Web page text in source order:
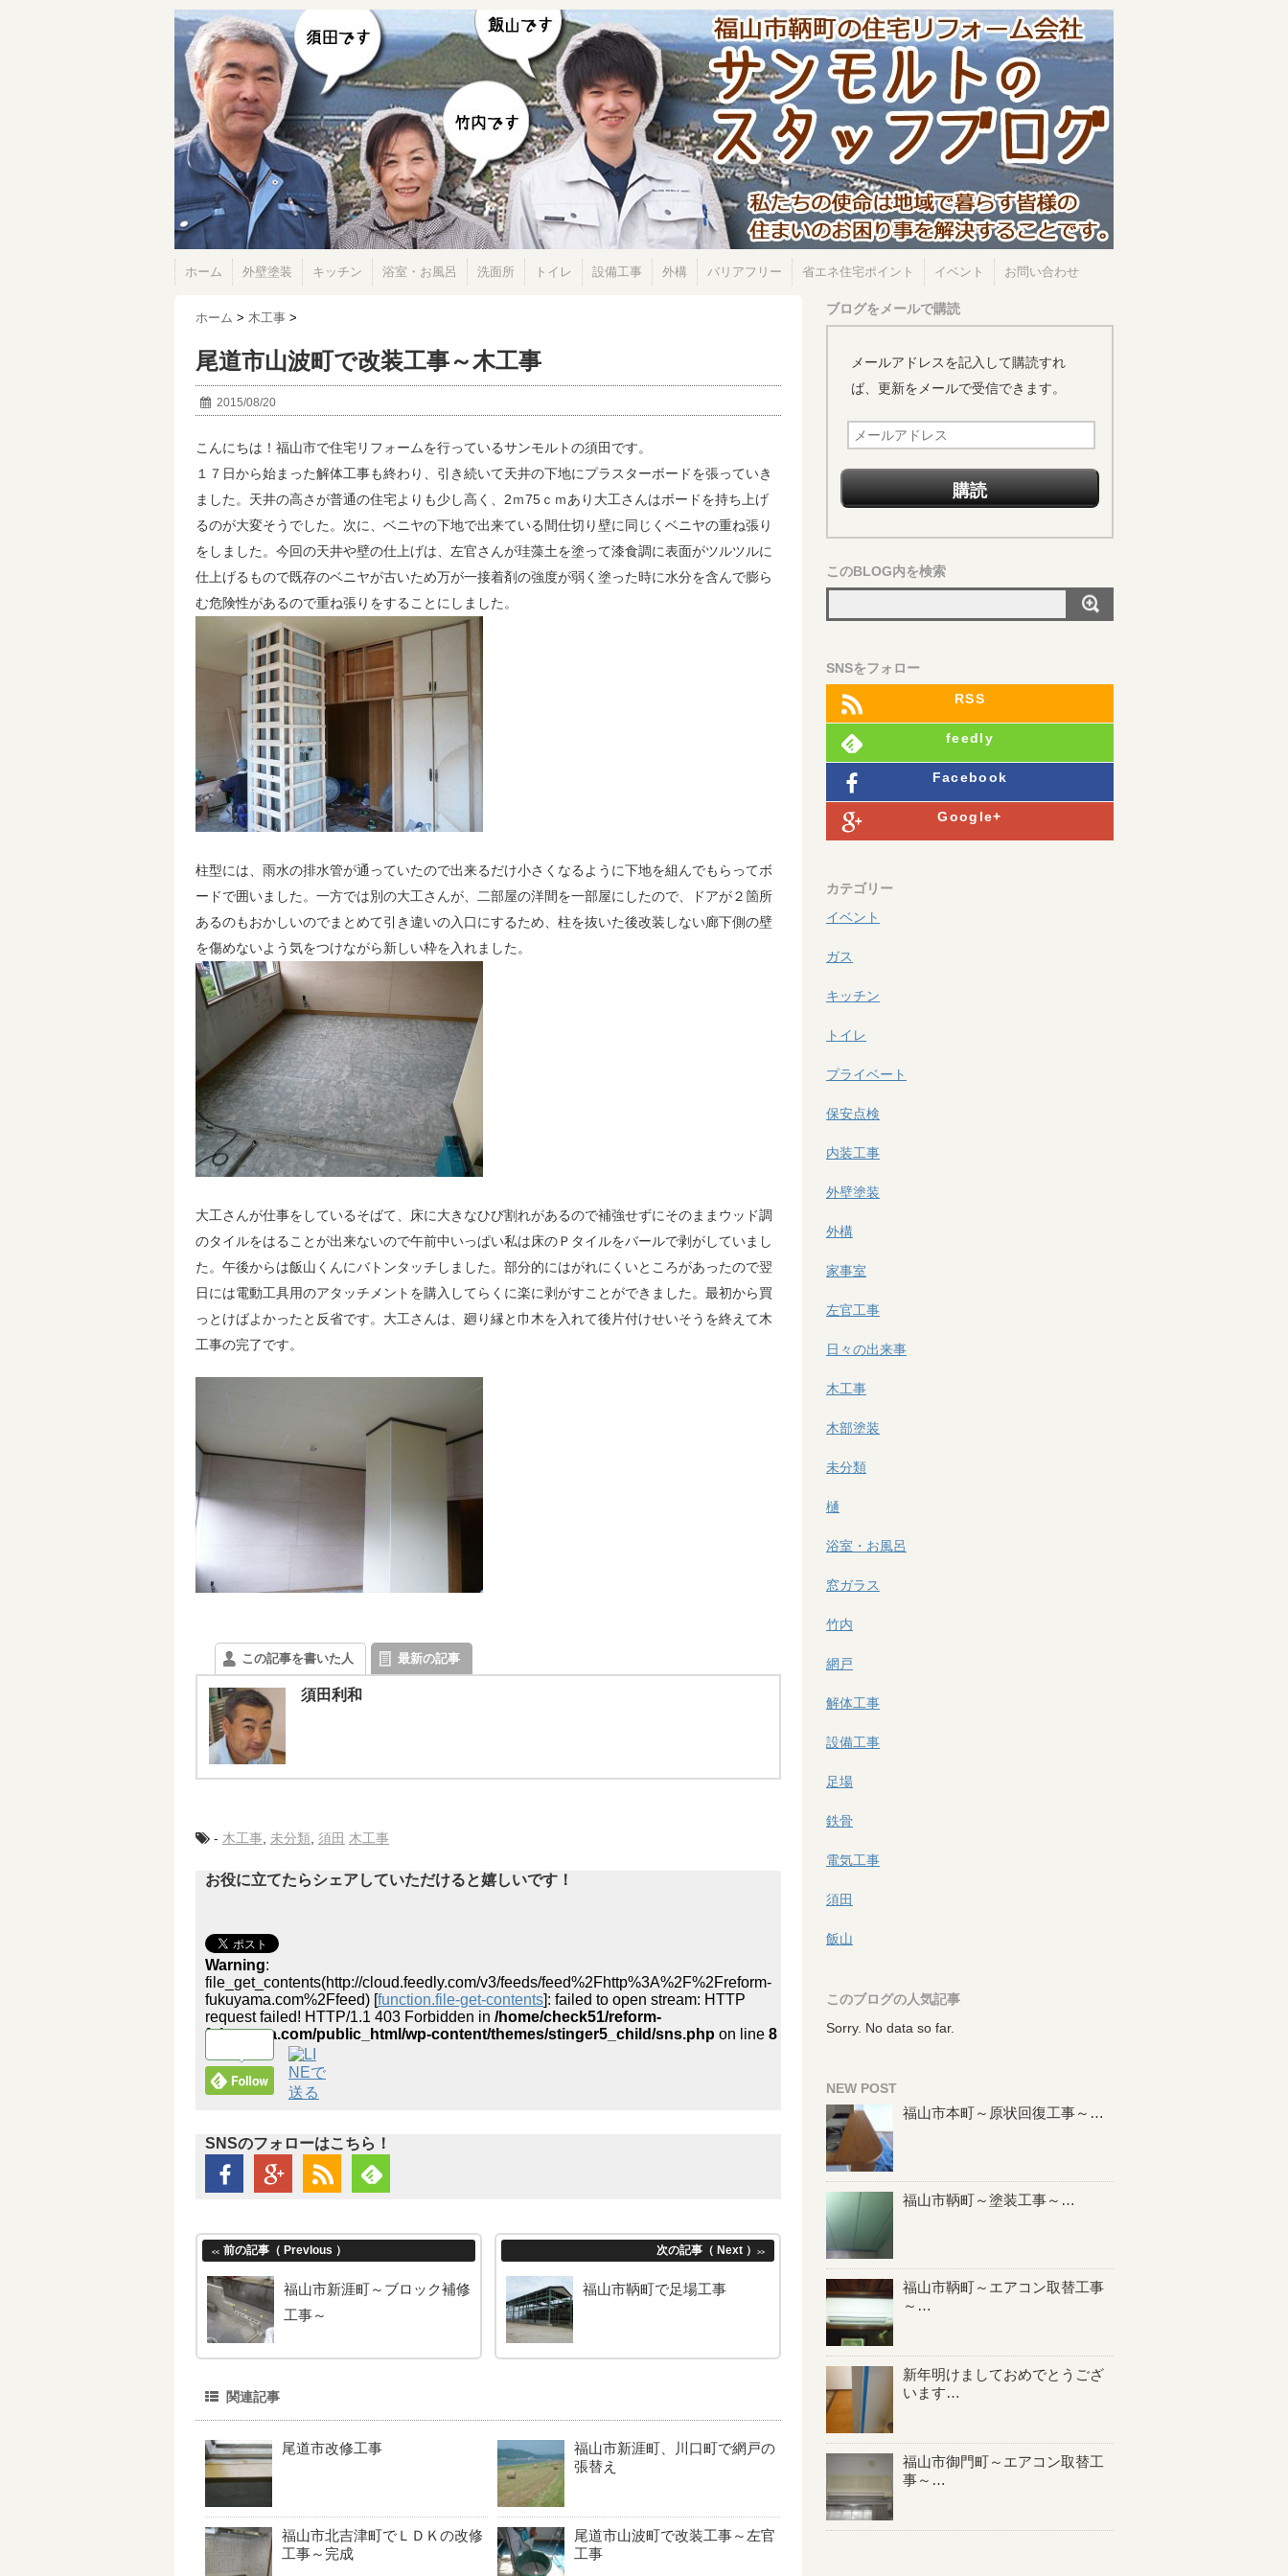
ホーム 外壁塗装 キッチン 浴室・お風呂 洗面所 トイレ 設備工事 外構 バリアフリー 省エネ住宅ポイント イベント お問い合わせ
ホーム > 木工事 >
尾道市山波町で改装工事～木工事
2015/08/20
こんにちは！福山市で住宅リフォームを行っているサンモルトの須田です。
１７日から始まった解体工事も終わり、引き続いて天井の下地にプラスターボードを張っていき
ました。天井の高さが普通の住宅よりも少し高く、2ｍ75ｃｍあり大工さんはボードを持ち上げ
るのが大変そうでした。次に、ベニヤの下地で出来ている間仕切り壁に同じくベニヤの重ね張り
をしました。今回の天井や壁の仕上げは、左官さんが珪藻土を塗って漆食調に表面がツルツルに
仕上げるもので既存のベニヤが古いため万が一接着剤の強度が弱く塗った時に水分を含んで膨ら
む危険性があるので重ね張りをすることにしました。
柱型には、雨水の排水管が通っていたので出来るだけ小さくなるように下地を組んでもらってボ
ードで囲いました。一方では別の大工さんが、二部屋の洋間を一部屋にしたので、ドアが２箇所
あるのもおかしいのでまとめて引き違いの入口にするため、柱を抜いた後改装しない廊下側の壁
を傷めないよう気をつけながら新しい枠を入れました。
大工さんが仕事をしているそばて、床に大きなひび割れがあるので補強せずにそのままウッド調
のタイルをはることが出来ないので午前中いっぱい私は床のＰタイルをバールで剥がしていまし
た。午後からは飯山くんにバトンタッチしました。部分的にはがれにくいところがあったので翌
日には電動工具用のアタッチメントを購入してらくに楽に剥がすことができました。最初から買
っとけばよかったと反省です。大工さんは、廻り縁と巾木を入れて後片付けせいそうを終えて木
工事の完了です。
この記事を書いた人 最新の記事
須田利和
- 木工事 未分類 須田 木工事
お役に立てたらシェアしていただけると嬉しいです！
Warning:
file_get_contents(http://cloud.feedly.com/v3/feeds/feed%2Fhttp%3A%2F%2Freform-
fukuyama.com%2Ffeed) [function.file-get-contents]: failed to open stream: HTTP
request failed! HTTP/1.1 403 Forbidden in /home/check51/reform-
fukuyama.com/public_html/wp-content/themes/stinger5_child/sns.php on line 8
SNSのフォローはこちら！
<< 前の記事（ Prevlous ）
福山市新涯町～ブロック補修
工事～
次の記事（ Next ） >>
福山市鞆町で足場工事
関連記事
尾道市改修工事
福山市新涯町、川口町で網戸の
張替え
福山市北吉津町でＬＤＫの改修
工事～完成
尾道市山波町で改装工事～左官
工事
ブログをメールで購読
メールアドレスを記入して購読すれ
ば、更新をメールで受信できます。
ア
ド
レ
ス
このBLOG内を検索
SNSをフォロー
RSS
feedly
Facebook
Google+
カテゴリー
イベント
ガス
キッチン
トイレ
プライベート
保安点検
内装工事
外壁塗装
外構
家事室
左官工事
日々の出来事
木工事
木部塗装
未分類
樋
浴室・お風呂
窓ガラス
竹内
網戸
解体工事
設備工事
足場
鉄骨
電気工事
須田
飯山
このブログの人気記事
Sorry. No data so far.
NEW POST
福山市本町～原状回復工事～…
福山市鞆町～塗装工事～…
福山市鞆町～エアコン取替工事
～…
新年明けましておめでとうござ
います…
福山市御門町～エアコン取替工
事～…